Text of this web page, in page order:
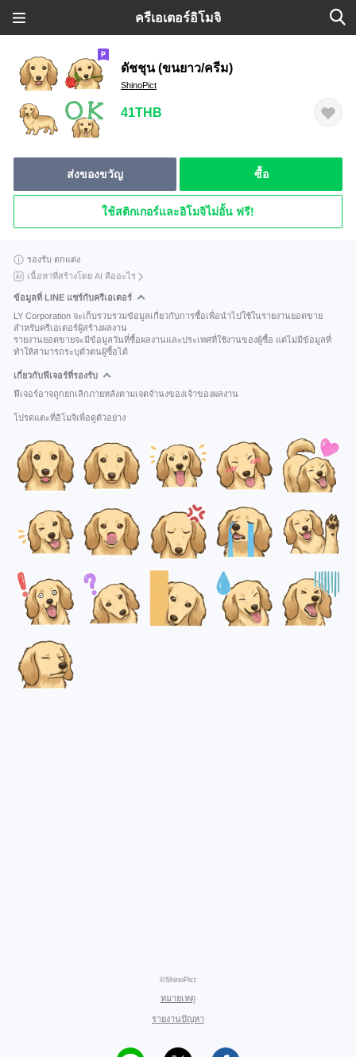
ครีเอเตอร์อิโมจิ
ดัชชุน (ขนยาว/ครีม)
ShinoPict
41THB
ส่งของขวัญ ซื้อ
ใช้สติกเกอร์และอิโมจิไม่อั้น ฟรี!
รองรับ ตกแต่ง
เนื้อหาที่สร้างโดย AI คืออะไร
ข้อมูลที่ LINE แชร์กับครีเอเตอร์
LY Corporation จะเก็บรวบรวมข้อมูลเกี่ยวกับการซื้อเพื่อนำไปใช้ในรายงานยอดขาย
สำหรับครีเอเตอร์ผู้สร้างผลงาน
รายงานยอดขายจะมีข้อมูลวันที่ซื้อผลงานและประเทศที่ใช้งานของผู้ซื้อ แต่ไม่มีข้อมูลที่
ทำให้สามารถระบุตัวตนผู้ซื้อได้
เกี่ยวกับฟีเจอร์ที่รองรับ
ฟีเจอร์อาจถูกยกเลิกภายหลังตามเจตจำนงของเจ้าของผลงาน
โปรดแตะที่อิโมจิเพื่อดูตัวอย่าง
©ShinoPict
หมายเหตุ
รายงานปัญหา